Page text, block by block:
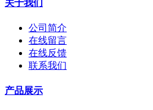
关于我们
公司简介
在线留言
在线反馈
联系我们
产品展示